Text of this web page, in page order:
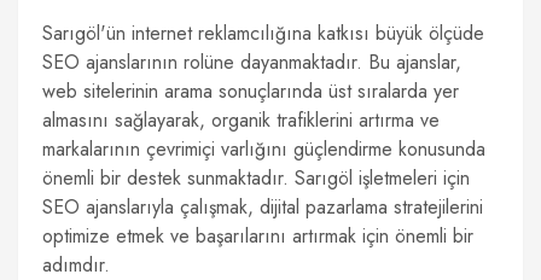
Sarıgöl'ün internet reklamcılığına katkısı büyük ölçüde
SEO ajanslarının rolüne dayanmaktadır. Bu ajanslar,
web sitelerinin arama sonuçlarında üst sıralarda yer
almasını sağlayarak, organik trafiklerini artırma ve
markalarının çevrimiçi varlığını güçlendirme konusunda
önemli bir destek sunmaktadır. Sarıgöl işletmeleri için
SEO ajanslarıyla çalışmak, dijital pazarlama stratejilerini
optimize etmek ve başarılarını artırmak için önemli bir
adımdır.